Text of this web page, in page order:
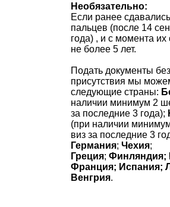
Необязательно:
Если ранее
пальцев (после 14
года) , и с момента
не более 5 лет.
Подать документы
присутствия мы
следующие страны:
наличии минимум 2
за последние 3 года);
(при наличии
виз за последние 3
Германия; Чехия;
Греция; Финляндия;
Франция; Испания;
Венгрия.